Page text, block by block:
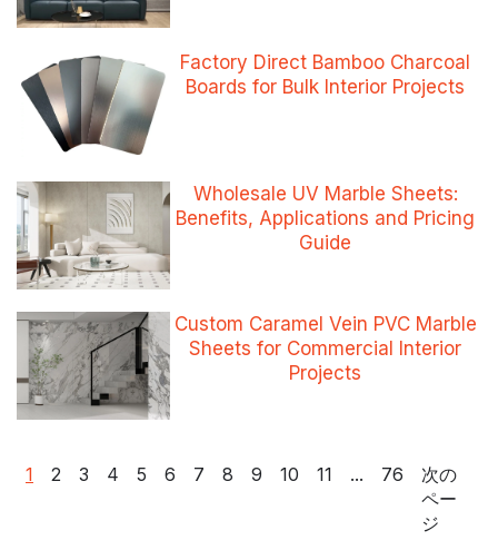
Factory Direct Bamboo Charcoal
Boards for Bulk Interior Projects
Wholesale UV Marble Sheets:
Benefits, Applications and Pricing
Guide
Custom Caramel Vein PVC Marble
Sheets for Commercial Interior
Projects
投
1 2 3 4 5 6 7 8 9 10 11 ... 76
次の
ペー
ジ